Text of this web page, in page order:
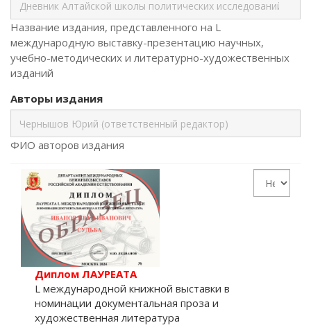
Название издания, представленного на L
международную выставку-презентацию научных,
учебно-методических и литературно-художественных
изданий
Авторы издания
ФИО авторов издания
Диплом ЛАУРЕАТА
L международной книжной выставки в
номинации документальная проза и
художественная литература